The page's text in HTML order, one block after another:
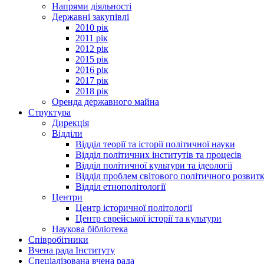
Напрями діяльності
Державні закупівлі
2010 рік
2011 рік
2012 рік
2015 рік
2016 рік
2017 рік
2018 рік
Оренда державного майна
Структура
Дирекція
Відділи
Відділ теорії та історії політичної науки
Відділ політичних інститутів та процесів
Відділ політичної культури та ідеології
Відділ проблем світового політичного
Відділ етнополітології
Центри
Центр історичної політології
Центр єврейської історії та культури
Наукова бібліотека
Співробітники
Вчена рада Інституту
Спеціалізована вчена рада